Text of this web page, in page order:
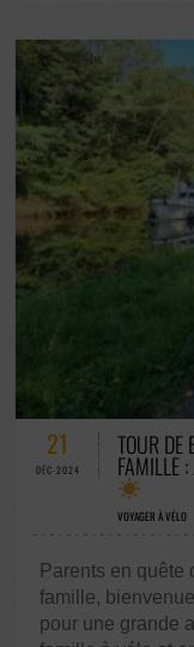
21
DÉC-2024
TOUR DE
FAMILLE
VOYAGER À VÉLO
Parents en quête
famille,
pour une grande